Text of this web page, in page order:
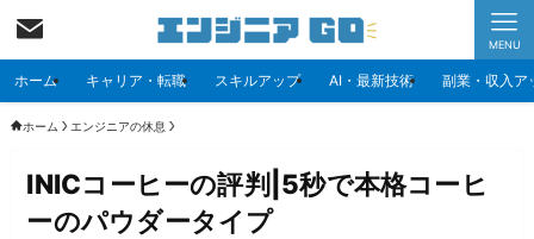
MENU
ホーム キャリア・転職 スキルアップ AI・最新技術 副業・収入ア
ホーム エンジニアの休息
INICコーヒーの評判|5秒で本格コーヒ
ーのパウダータイプ